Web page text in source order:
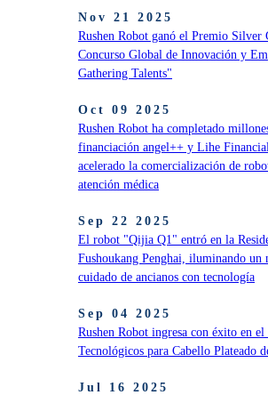
Nov 21 2025
Rushen Robot ganó el Premio Silver
Concurso Global de Innovación y
Gathering Talents"
Oct 09 2025
Rushen Robot ha completado
financiación angel++ y Lihe
acelerado la comercialización de
atención médica
Sep 22 2025
El robot "Qijia Q1" entró en la
Fushoukang Penghai, iluminando un
cuidado de ancianos con tecnología
Sep 04 2025
Rushen Robot ingresa con éxito en
Tecnológicos para Cabello Plateado
Jul 16 2025